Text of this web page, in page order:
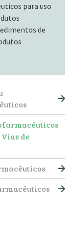
de
para uso
de